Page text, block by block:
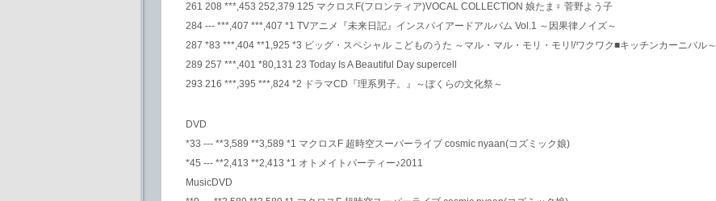
261 208 ***,453 252,379 125 マクロスF(フロンティア)VOCAL COLLECTION 娘たま♀ 菅野よう子
284 --- ***,407 ***,407 *1 TVアニメ『未来日記』インスパイアードアルバム Vol.1 ～因果律ノイズ～
287 *83 ***,404 **1,925 *3 ビッグ・スペシャル こどものうた ～マル・マル・モリ・モリ!/ワクワク■キッチンカーニバル～
289 257 ***,401 *80,131 23 Today Is A Beautiful Day supercell
293 216 ***,395 ***,824 *2 ドラマCD『理系男子。』～ぼくらの文化祭～
DVD
*33 --- **3,589 **3,589 *1 マクロスF 超時空スーパーライブ cosmic nyaan(コズミック娘)
*45 --- **2,413 **2,413 *1 オトメイトパーティー♪2011
MusicDVD